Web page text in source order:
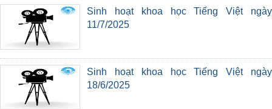
Sinh hoạt khoa học Tiếng Việt ngày
11/7/2025
Sinh hoạt khoa học Tiếng Việt ngày
18/6/2025